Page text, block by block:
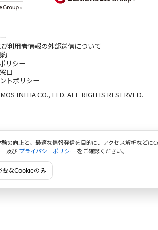
利用者情報の外部送信について
リシー
口
トポリシー
INITIA CO., LTD. ALL RIGHTS RESERVED.
の向上と、最適な情報発信を目的に、アクセス解析などに
及び プライバシーポリシー をご確認ください。
要なCookieのみ